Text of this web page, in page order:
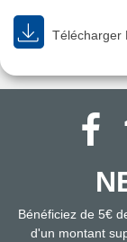
Télécharger
Bénéficiez de 5€
d'un montant